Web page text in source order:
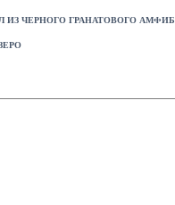
ИЗ ЧЕРНОГО ГРАНАТОВОГО